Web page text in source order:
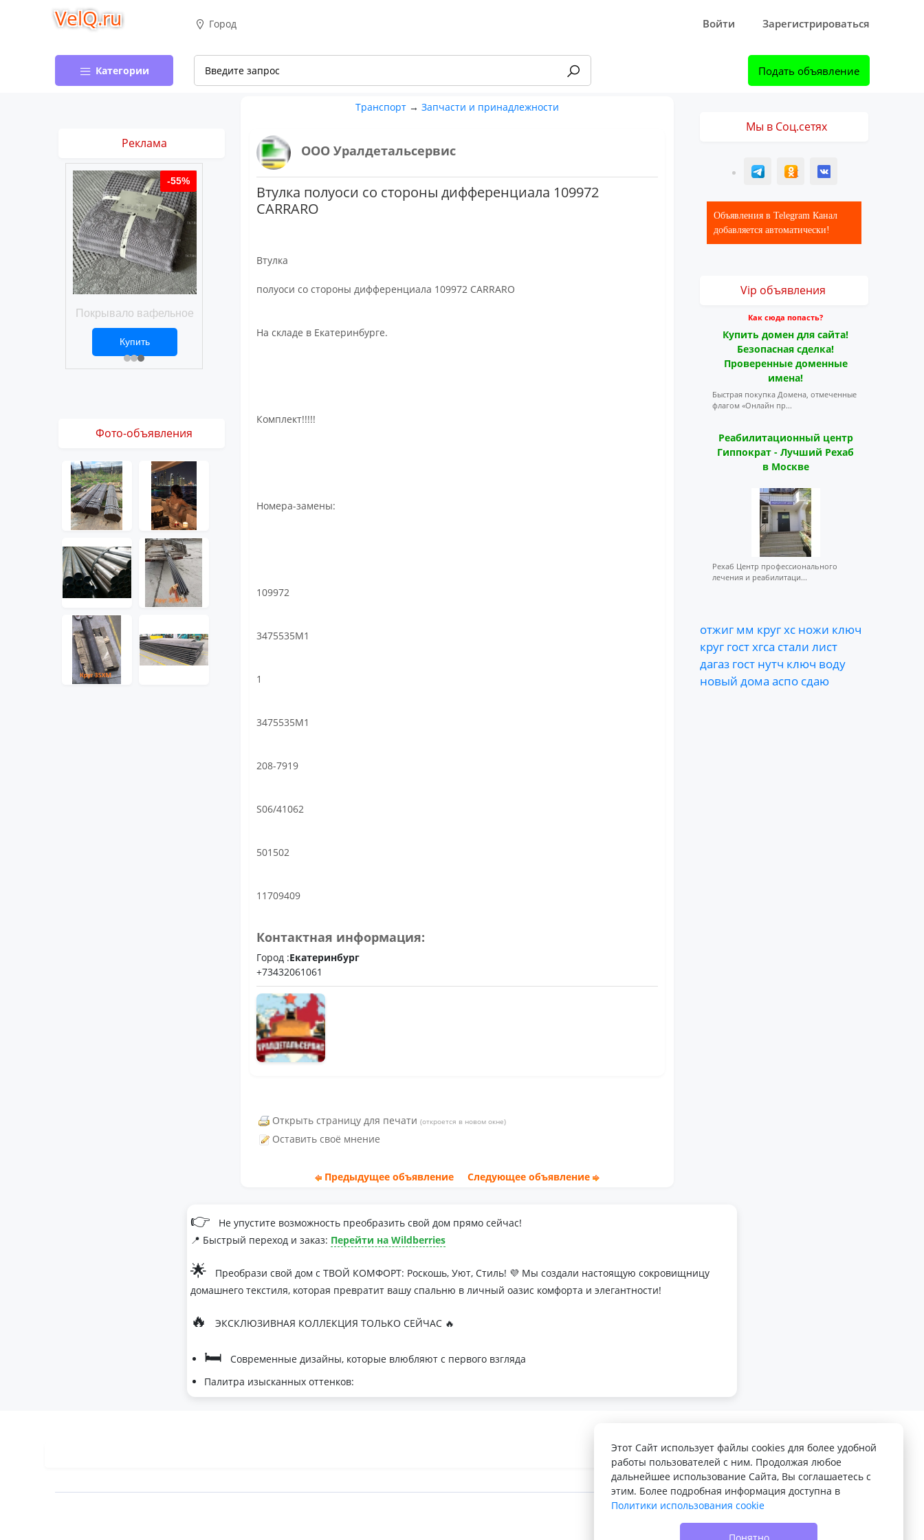
VelQ.ru Город Войти Зарегистрироваться
Категории Подать объявление
Транспорт→ Запчасти и принадлежности
ООО Уралдетальсервис
Втулка полуоси со стороны дифференциала 109972
CARRARO
Втулка
полуоси со стороны дифференциала 109972 CARRARO
На складе в Екатеринбурге.
Комплект!!!!!
Номера-замены:
109972
3475535M1
1
3475535M1
208-7919
S06/41062
501502
11709409
Контактная информация:
Город :Екатеринбург
+73432061061
Открыть страницу для печати (откроется в новом окне)
Оставить своё мнение
Предыдущее объявление Следующее объявление
Реклама
-55%
Покрывало вафельное
3 061 ₽
Купить
Фото-объявления
Мы в Соц.сетях
T ОК ВК
Объявления в Telegram Канал
добавляется автоматически!
Vip объявления
Как сюда попасть?
Купить домен для сайта!
Безопасная сделка!
Проверенные доменные
имена!
Быстрая покупка Домена, отмеченные
флагом «Онлайн пр...
Реабилитационный центр
Гиппократ - Лучший Рехаб
в Москве
Рехаб Центр профессионального
лечения и реабилитаци...
отжиг мм кругхс ножи ключ
круг гостхгса стали лист
дагаз гост нутч ключ воду
новый дома аспо сдаю
👉
Не упустите возможность преобразить свой дом прямо сейчас!
📍 Быстрый переход и заказ: Перейти на Wildberries
🌟
Преобрази свой дом с ТВОЙ КОМФОРТ: Роскошь, Уют, Стиль! 💜 Мы создали настоящую сокровищницу
домашнего текстиля, которая превратит вашу спальню в личный оазис комфорта и элегантности!
🔥 ЭКСКЛЮЗИВНАЯ КОЛЛЕКЦИЯ ТОЛЬКО СЕЙЧАС 🔥
🛏
Современные дизайны, которые влюбляют с первого взгляда
Палитра изысканных оттенков:
- Натуральный шелк
Этот Сайт использует файлы cookies для более удобной
работы пользователей с ним. Продолжая любое
дальнейшее использование Сайта, Вы соглашаетесь с
этим. Более подробная информация доступна в
Политики использования cookie
© 2022 - 2026 Доска объявлений VELQ.RU